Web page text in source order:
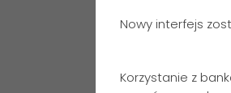
Nowy interfejs
Korzystanie z